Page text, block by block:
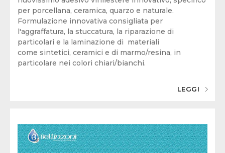
per porcellana, ceramica, quarzo e naturale.
Formulazione innovativa consigliata per
l'aggraffatura, la stuccatura, la riparazione di
particolari e la laminazione di materiali
come sintetici, ceramici e di marmo/resina, in
particolare nei colori chiari/bianchi.
LEGGI